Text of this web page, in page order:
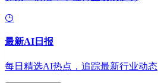
最新AI日报
每日精选AI热点，追踪最新行业动态